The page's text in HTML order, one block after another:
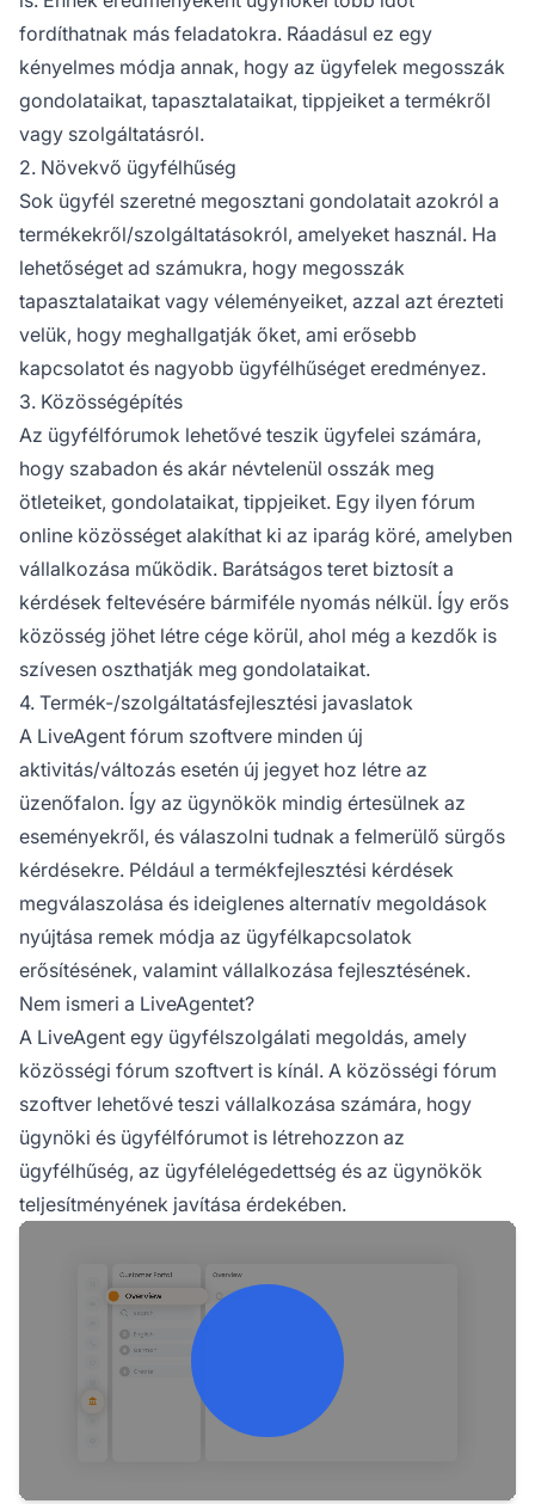
fordíthatnak más feladatokra. Ráadásul ez egy
kényelmes módja annak, hogy az ügyfelek megosszák
gondolataikat, tapasztalataikat, tippjeiket a termékről
vagy szolgáltatásról.
2. Növekvő ügyfélhűség
Sok ügyfél szeretné megosztani gondolatait azokról a
termékekről/szolgáltatásokról, amelyeket használ. Ha
lehetőséget ad számukra, hogy megosszák
tapasztalataikat vagy véleményeiket, azzal azt érezteti
velük, hogy meghallgatják őket, ami erősebb
kapcsolatot és nagyobb ügyfélhűséget eredményez.
3. Közösségépítés
Az ügyfélfórumok lehetővé teszik ügyfelei számára,
hogy szabadon és akár névtelenül osszák meg
ötleteiket, gondolataikat, tippjeiket. Egy ilyen fórum
online közösséget alakíthat ki az iparág köré, amelyben
vállalkozása működik. Barátságos teret biztosít a
kérdések feltevésére bármiféle nyomás nélkül. Így erős
közösség jöhet létre cége körül, ahol még a kezdők is
szívesen oszthatják meg gondolataikat.
4. Termék-/szolgáltatásfejlesztési javaslatok
A LiveAgent fórum szoftvere minden új
aktivitás/változás esetén új jegyet hoz létre az
üzenőfalon. Így az ügynökök mindig értesülnek az
eseményekről, és válaszolni tudnak a felmerülő sürgős
kérdésekre. Például a termékfejlesztési kérdések
megválaszolása és ideiglenes alternatív megoldások
nyújtása remek módja az ügyfélkapcsolatok
erősítésének, valamint vállalkozása fejlesztésének.
Nem ismeri a LiveAgentet?
A LiveAgent egy ügyfélszolgálati megoldás, amely
közösségi fórum szoftvert is kínál. A közösségi fórum
szoftver lehetővé teszi vállalkozása számára, hogy
ügynöki és ügyfélfórumot is létrehozzon az
ügyfélhűség, az ügyfélelégedettség és az ügynökök
teljesítményének javítása érdekében.